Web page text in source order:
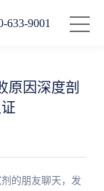
633-9001
原因深度剖
的朋友聊天，发